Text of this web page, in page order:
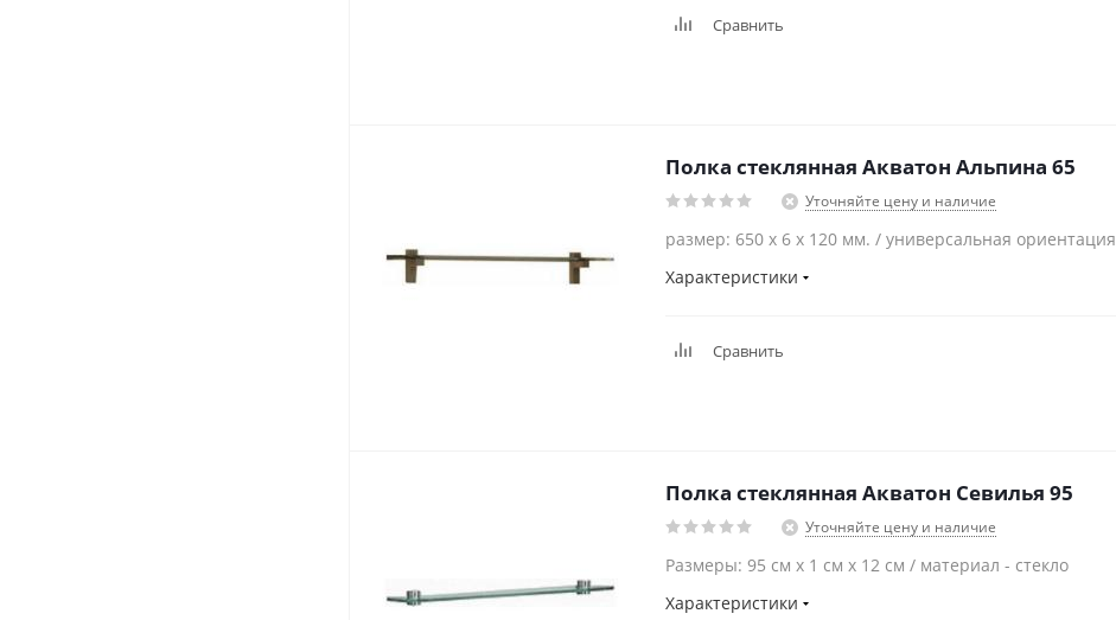
Сравнить
Полка стеклянная Акватон Альпина 65
Уточняйте цену и наличие
размер: 650 x 6 x 120 мм. / универсальная ориентация
Характеристики
Сравнить
Полка стеклянная Акватон Севилья 95
Уточняйте цену и наличие
Размеры: 95 см x 1 см x 12 см / материал - стекло
Характеристики